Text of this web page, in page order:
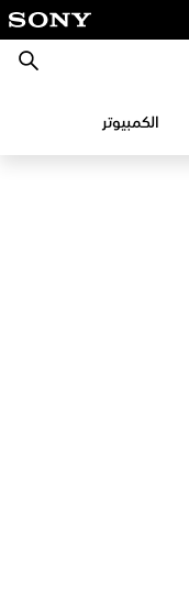
بحث
الكمبيوتر